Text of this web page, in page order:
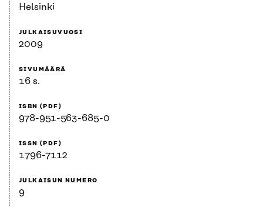
Helsinki
JULKAISUVUOSI
2009
SIVUMÄÄRÄ
16 s.
ISBN (PDF)
978-951-563-685-0
ISSN (PDF)
1796-7112
JULKAISUN NUMERO
9